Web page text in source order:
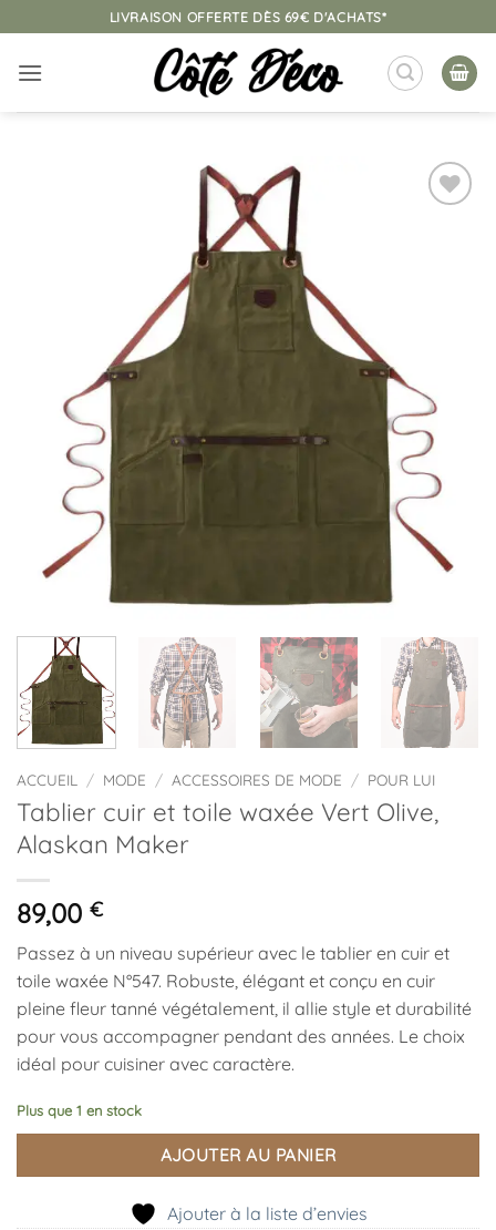
au
contenu
LIVRAISON OFFERTE DÈS 69€ D'ACHATS*
ACCUEIL / MODE / ACCESSOIRES DE MODE / POUR LUI
Tablier cuir et toile waxée Vert Olive,
Alaskan Maker
89,00 €
Passez à un niveau supérieur avec le tablier en cuir et
toile waxée N°547. Robuste, élégant et conçu en cuir
pleine fleur tanné végétalement, il allie style et durabilité
pour vous accompagner pendant des années. Le choix
idéal pour cuisiner avec caractère.
Plus que 1 en stock
AJOUTER AU PANIER
Ajouter à la liste d’envies